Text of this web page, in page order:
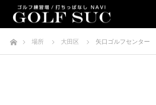
ホーム場所 大田区 矢口ゴルフセンター